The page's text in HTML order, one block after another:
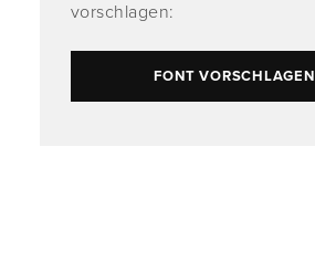
vorschlagen:
FONT VORSCHLAGEN